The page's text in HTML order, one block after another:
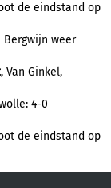
de eindstand op
Bergwijn weer
, Van Ginkel,
4-0
de eindstand op